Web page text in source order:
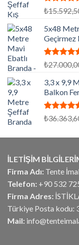
5
aldı
₺
5x48
Geçirmez
5
aldı
₺
3,3 x 9,9
Balkon
5
₺
İLETİŞİM
Firma Adı: Tente
Telefon: +90 532
Firma Adres:
Türkiye Posta kodu:
Mail: